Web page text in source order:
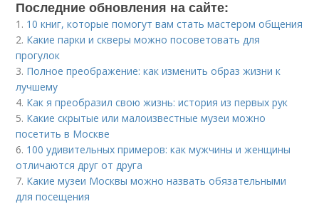
Последние обновления на сайте:
1. 10 книг, которые помогут вам стать мастером общения
2. Какие парки и скверы можно посоветовать для
прогулок
3. Полное преображение: как изменить образ жизни к
лучшему
4. Как я преобразил свою жизнь: история из первых рук
5. Какие скрытые или малоизвестные музеи можно
посетить в Москве
6. 100 удивительных примеров: как мужчины и женщины
отличаются друг от друга
7. Какие музеи Москвы можно назвать обязательными
для посещения